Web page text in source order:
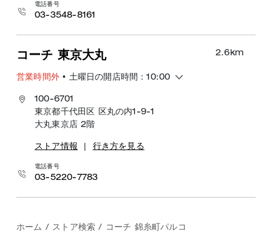
電話番号
03-3548-8161
2.6km
コーチ 東京大丸
営業時間外 • 土曜日の開店時間：10:00
100-6701
東京都千代田区 区丸の内1-9-1
大丸東京店 2階
ストア情報 行き方を見る
電話番号
03-5220-7783
ホーム / ストア検索 / コーチ 錦糸町パルコ